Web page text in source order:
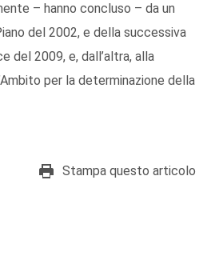
– hanno concluso – da un
del 2002, e della successiva
del 2009, e, dall’altra, alla
per la determinazione della
Stampa questo articolo